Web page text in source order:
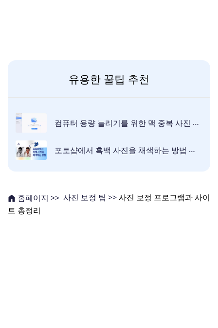
유용한 꿀팁 추천
컴퓨터 용량 늘리기를 위한 맥 중복 사진 정리하는 방법
포토샵에서 흑백 사진을 채색하는 방법 배우기
홈페이지 >> 사진 보정 팁 >>사진 보정 프로그램과 사이
트 총정리